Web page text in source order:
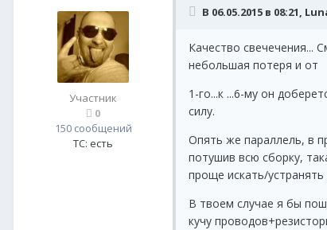
Участник
0
150 сообщений
ТС: есть
В 06.05.2015 в 08:21,
Качество свечечения...
небольшая потеря и от
1-го...к ...6-му он
силу.
Опять же параллель, в
потушив всю сборку,
проще искать/устранять
В твоем случае я бы
кучу